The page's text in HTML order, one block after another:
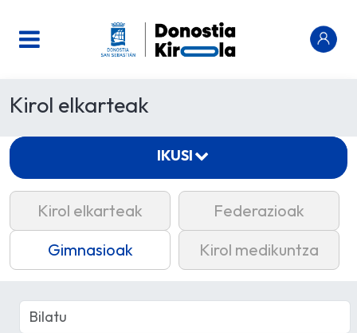
Kirol elkarteak
Kirol elkarteak
Federazioak
Gimnasioak
Kirol medikuntza
IKUSI